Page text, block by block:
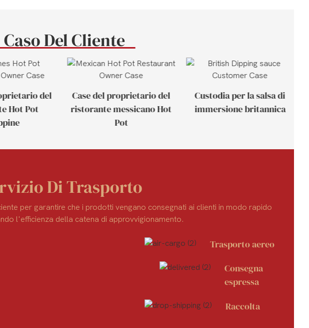
Caso Del Cliente
del
Hot Pot
Case del proprietario del
ristorante messicano Hot
Pot
Custodia per la salsa di
immersione britannica
Di Trasporto
per garantire che i prodotti vengano consegnati ai clienti in modo rapido
l'efficienza della catena di approvvigionamento.
Trasporto aereo
Consegna
espressa
Raccolta